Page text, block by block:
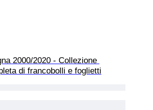
2000/2020 - Collezione
di francobolli e foglietti